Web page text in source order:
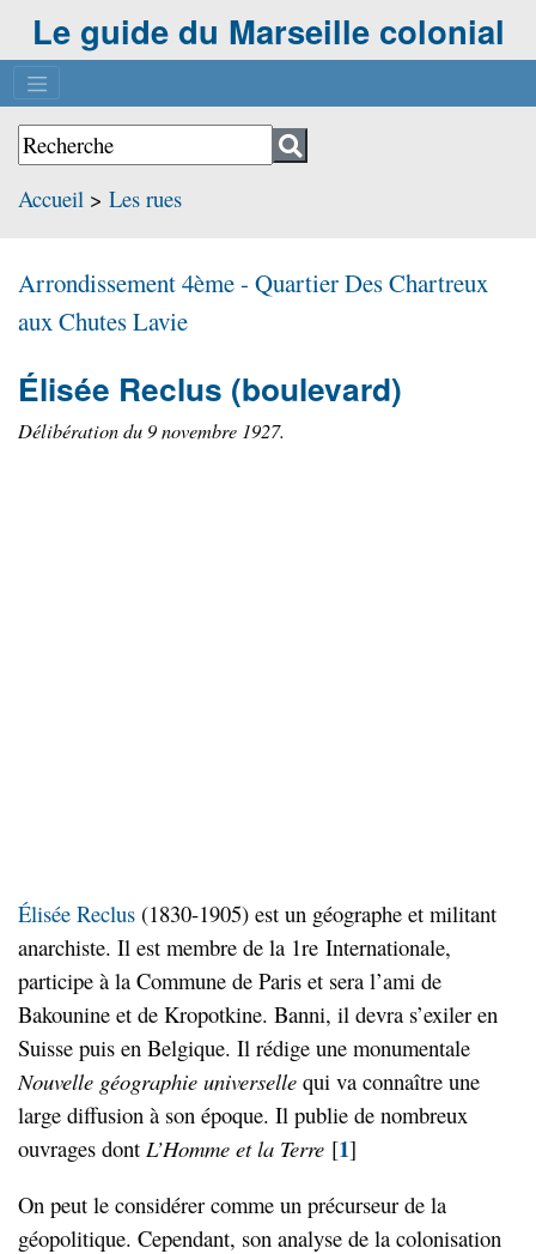
Le guide du Marseille colonial
Accueil > Les rues
Arrondissement 4ème - QuartierDes Chartreux
aux Chutes Lavie
Élisée Reclus (boulevard)
Délibération du 9 novembre 1927.
Élisée Reclus (1830-1905) est un géographe et militant
anarchiste. Il est membre de la 1re Internationale,
participe à la Commune de Paris et sera l’ami de
Bakounine et de Kropotkine. Banni, il devra s’exiler en
Suisse puis en Belgique. Il rédige une monumentale
Nouvelle géographie universelle qui va connaître une
large diffusion à son époque. Il publie de nombreux
ouvrages dont L’Homme et la Terre [1]
On peut le considérer comme un précurseur de la
géopolitique. Cependant, son analyse de la colonisation